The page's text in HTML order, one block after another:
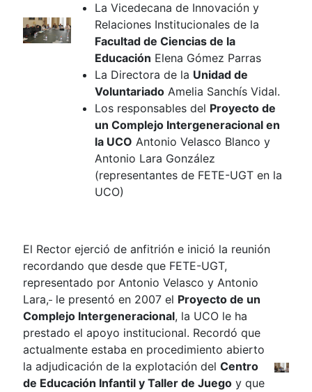
La Vicedecana de Innovación y
Relaciones Institucionales de la
Facultad de Ciencias de la
Educación Elena Gómez Parras
La Directora de la Unidad de
Voluntariado Amelia Sanchís Vidal.
Los responsables del Proyecto de
un Complejo Intergeneracional en
la UCO Antonio Velasco Blanco y
Antonio Lara González
(representantes de FETE-UGT en la
UCO)
El Rector ejerció de anfitrión e inició la reunión
recordando que desde que FETE-UGT,
representado por Antonio Velasco y Antonio
Lara, le presentó en 2007 el Proyecto de un
Complejo Intergeneracional, la UCO le ha
prestado el apoyo institucional. Recordó que
actualmente estaba en procedimiento abierto
la adjudicación de la explotación del Centro
de Educación Infantil y Taller de Juego y que